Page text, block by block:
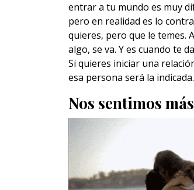
entrar a tu mundo es muy
pero en realidad es lo
quieres, pero que le temes.
algo, se va. Y es cuando te
Si quieres iniciar una
esa persona será la indicada.
Nos sentimos